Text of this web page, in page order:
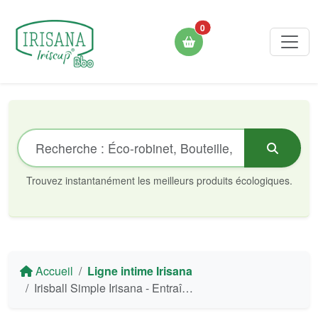
0
Trouvez instantanément les meilleurs produits écologiques.
Accueil
Ligne intime Irisana
Irisball Simple Irisana - Entraînement du Plancher Pelvien (1 ud.)